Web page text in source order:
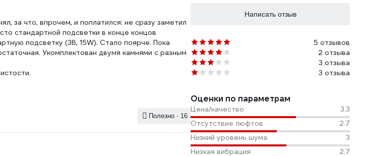
Написать отзыв
5 отзывов
2 отзыва
3 отзыва
3 отзыва
Оценки по параметрам
Цена/качество
3.3
Отсутствие люфтов
2.7
Низкий уровень шума
3
Низкая вибрация
2.7
за что, впрочем, и поплатился: не сразу заметил
стандартной подсветки в конце концов
подсветку (3В, 15W). Стало поярче. Пока
Укомплектован двумя камнями с разным
Полезно · 16